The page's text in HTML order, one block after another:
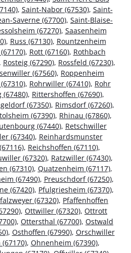
, Saint-Nabor (67530), Saint-
Saverne (67700), Saint-Blaise-
(67270), Saasenheim
, Russ (67130), Rountzenheim
, Rott (67160), Rothbach
, Rosteig (67290), Rossfeld (67230),
(67560), Roppenheim
, Rohrwiller (67410), Rohr
(67480), Rittershoffen (67690),
(67350), Rimsdorf (67260),
(67390), Rhinau (67860),
(67440), Retschwiller
(67340), Reinhardsmunster
, Reichshoffen (67110),
(67320), Ratzwiller (67430),
(67310), Quatzenheim (67117),
(67490), Preuschdorf (67250),
(67420), Pfulgriesheim (67370),
(67320), Pfaffenhoffen
, Ottwiller (67320), Ottrott
, Ottersthal (67700), Ostwald
, Osthoffen (67990), Orschwiller
, Ohnenheim (67390),